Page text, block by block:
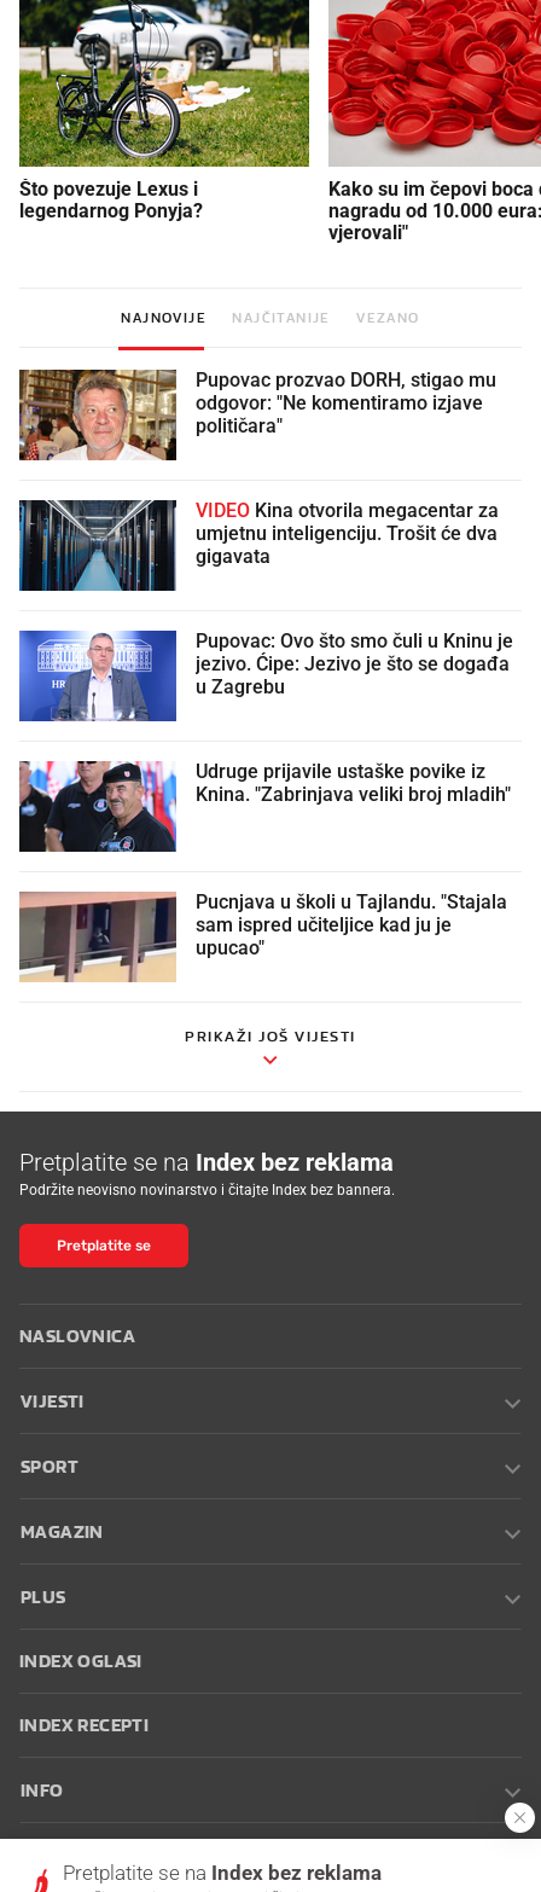
Što povezuje Lexus i
legendarnog Ponyja?
Kako su im čepovi boca
nagradu od 10.000
vjerovali"
NAJNOVIJE NAJČITANIJE VEZANO
Pupovac prozvao DORH, stigao mu
odgovor: "Ne komentiramo izjave
političara"
VIDEO
umjetnu inteligenciju. Trošit će dva
gigavata
Pupovac: Ovo što smo čuli u Kninu je
jezivo. Ćipe: Jezivo je što se događa
u Zagrebu
Udruge prijavile ustaške povike iz
Knina. "Zabrinjava veliki broj mladih"
Pucnjava u školi u Tajlandu. "Stajala
sam ispred učiteljice kad ju je
upucao"
PRIKAŽI JOŠ VIJESTI
Pretplatite se na Index bez reklama
Podržite neovisno novinarstvo i čitajte Index bez bannera.
Pretplatite se
NASLOVNICA
VIJESTI
SPORT
MAGAZIN
PLUS
INDEX OGLASI
INDEX RECEPTI
INFO
korištenja
Postavke kolačića
Pretplatite se na Index bez reklama